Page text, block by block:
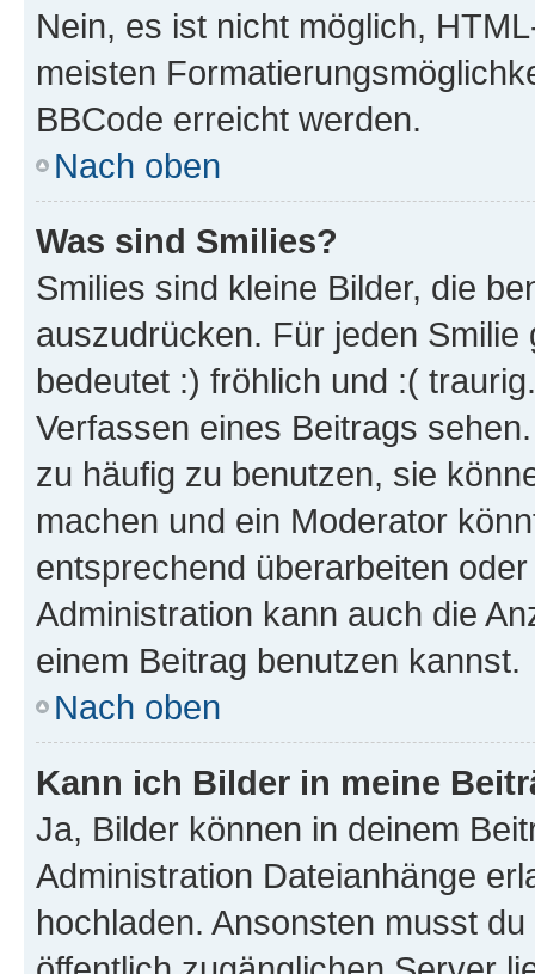
Nein, es ist nicht möglich,
meisten
BBCode erreicht werden.
Nach oben
Was sind Smilies?
Smilies sind kleine Bilder, die
auszudrücken. Für jeden
bedeutet :) fröhlich und :(
Verfassen eines Beitrags
zu häufig zu benutzen, sie
machen und ein Moderator
entsprechend überarbeiten
Administration kann auch die
einem Beitrag benutzen kannst.
Nach oben
Kann ich Bilder in meine
Ja, Bilder können in deinem
Administration Dateianhänge
hochladen. Ansonsten musst